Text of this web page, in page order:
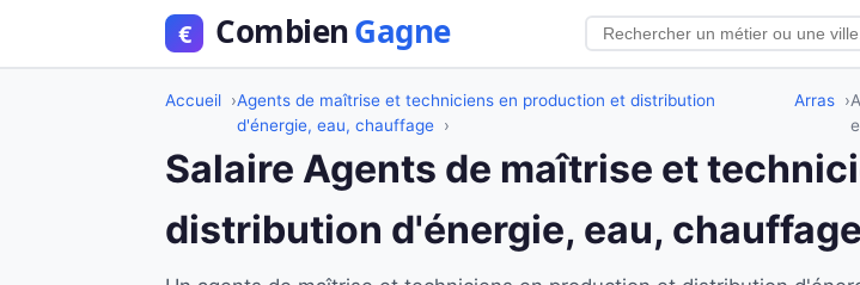
Accueil
Agents de maîtrise et techniciens en production et distribution
d'énergie, eau, chauffage
Arras
Salaire Agents de maîtrise et
distribution d'énergie, eau,